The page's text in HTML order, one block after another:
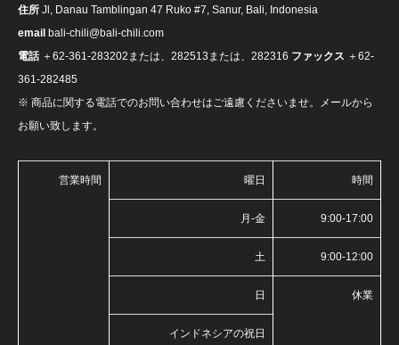
住所 Jl, Danau Tamblingan 47 Ruko #7, Sanur, Bali, Indonesia
email bali-chili@bali-chili.com
電話＋62-361-283202または、282513または、282316 ファックス ＋62-
361-282485
※ 商品に関する電話でのお問い合わせはご遠慮くださいませ。メールから
お願い致します。
営業時間 曜日 時間
月-金 9:00-17:00
土 9:00-12:00
日 休業
インドネシアの祝日